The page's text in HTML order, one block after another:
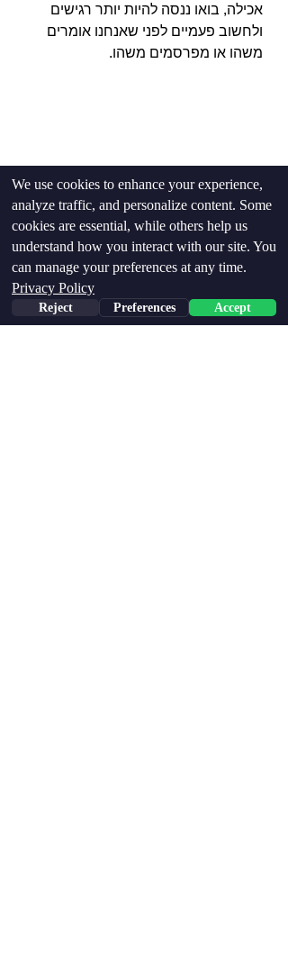
אכילה, בואו ננסה להיות יותר רגישים
ולחשוב פעמיים לפני שאנחנו אומרים
משהו או מפרסמים משהו.
Phone Email Facebook
We use cookies to enhance your experience,
analyze traffic, and personalize content. Some
cookies are essential, while others help us
understand how you interact with our site. You
can manage your preferences at any time.
Privacy Policy
Reject Preferences Accept